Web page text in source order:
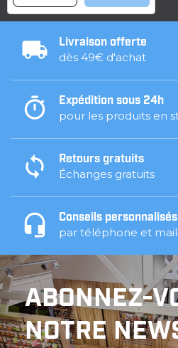
Livraison offerte
dès 49€ d'achat
Expédition sous 24h
pour les produits en
Retours gratuits
Échanges gratuits
Conseils personnalisés
par téléphone et mail
ABONNEZ-
NOTRE